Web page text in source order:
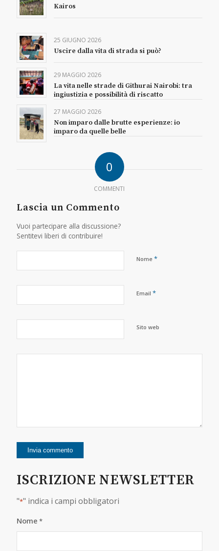
Kairos
25 GIUGNO 2026
Uscire dalla vita di strada si può?
29 MAGGIO 2026
La vita nelle strade di Githurai Nairobi: tra
ingiustizia e possibilità di riscatto
27 MAGGIO 2026
Non imparo dalle brutte esperienze: io
imparo da quelle belle
0
COMMENTI
Lascia un Commento
Vuoi partecipare alla discussione?
Sentitevi liberi di contribuire!
Nome *
Email *
Sito web
ISCRIZIONE NEWSLETTER
"*" indica i campi obbligatori
Nome *